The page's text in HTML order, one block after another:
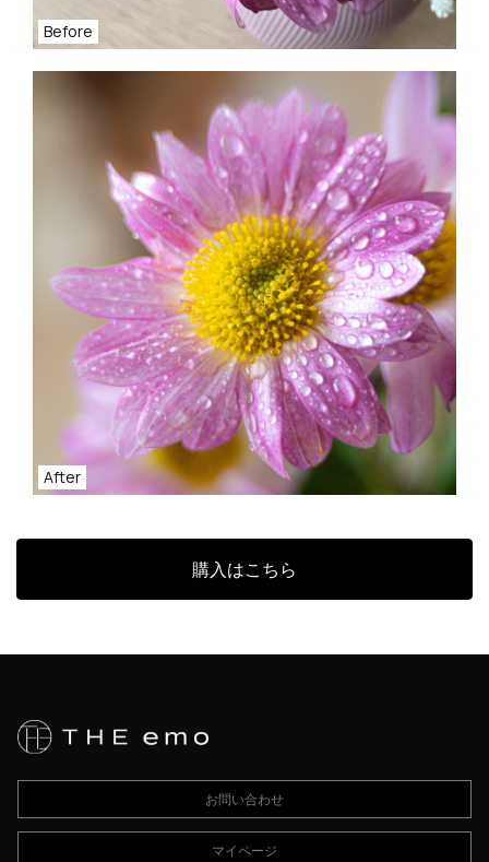
Before
After
購入はこちら
お問い合わせ
マイページ